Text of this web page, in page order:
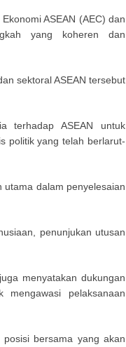
ASEAN (AEC) dan
yang koheren dan
sektoral ASEAN tersebut
terhadap ASEAN untuk
politik yang telah berlarut-
dalam penyelesaian
penunjukan utusan
menyatakan dukungan
mengawasi pelaksanaan
bersama yang akan